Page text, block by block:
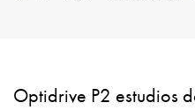
Optidrive P2 estudios